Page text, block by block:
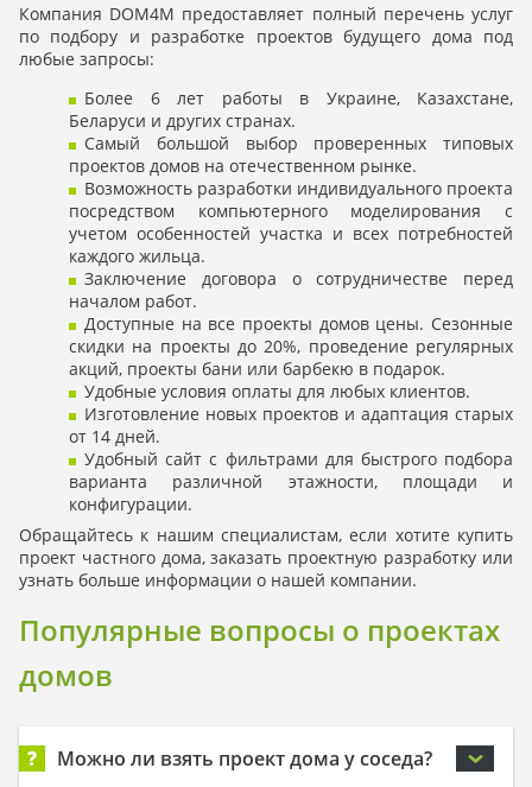
Компания DOM4M предоставляет полный перечень услуг
по подбору и разработке проектов будущего дома под
любые запросы:
Более 6 лет работы в Украине, Казахстане,
Беларуси и других странах.
Самый большой выбор проверенных типовых
проектов домов на отечественном рынке.
Возможность разработки индивидуального проекта
посредством компьютерного моделирования с
учетом особенностей участка и всех потребностей
каждого жильца.
Заключение договора о сотрудничестве перед
началом работ.
Доступные на все проекты домов цены. Сезонные
скидки на проекты до 20%, проведение регулярных
акций, проекты бани или барбекю в подарок.
Удобные условия оплаты для любых клиентов.
Изготовление новых проектов и адаптация старых
от 14 дней.
Удобный сайт с фильтрами для быстрого подбора
варианта различной этажности, площади и
конфигурации.
Обращайтесь к нашим специалистам, если хотите купить
проект частного дома, заказать проектную разработку или
узнать больше информации о нашей компании.
Популярные вопросы о проектах
домов
? Можно ли взять проект дома у соседа?